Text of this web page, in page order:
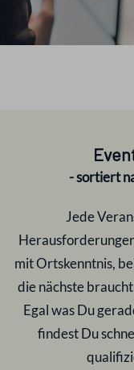
- sortiert
Jede
mit Ortskenntnis,
die nächste
Egal was Du
findest Du